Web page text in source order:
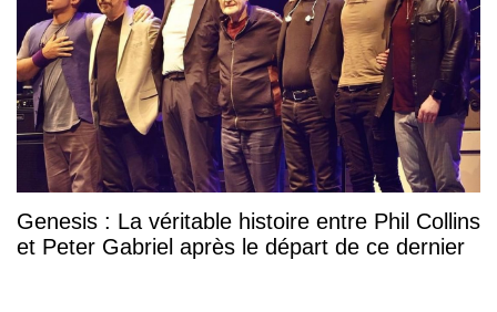
Genesis : La véritable histoire entre Phil Collins
et Peter Gabriel après le départ de ce dernier